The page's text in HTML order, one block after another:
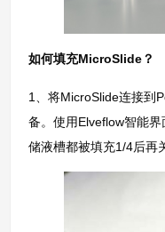
如何填充MicroSlide？
1、将MicroSlide连接到
备。使用Elveflow智能
储液槽都被填充1/4后再